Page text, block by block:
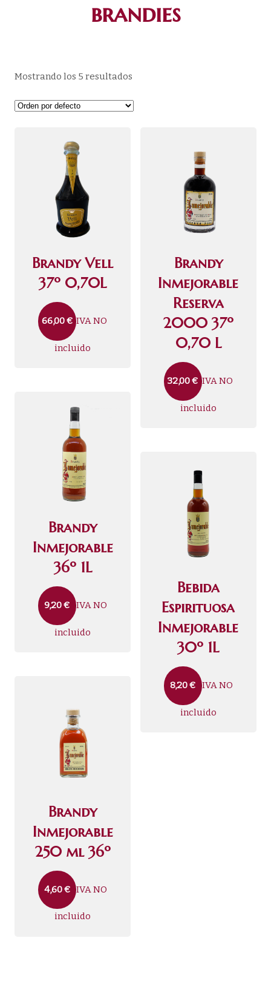
brandies
Mostrando los 5 resultados
Brandy Vell
37º 0,70L
66,00€ IVA NO
incluido
Brandy
Inmejorable
Reserva
2000 37º
0,70 L
32,00€ IVA NO
incluido
Brandy
Inmejorable
36º 1L
9,20€ IVA NO
incluido
Bebida
Espirituosa
Inmejorable
30º 1L
8,20€ IVA NO
incluido
Brandy
Inmejorable
250 ml 36º
4,60€ IVA NO
incluido